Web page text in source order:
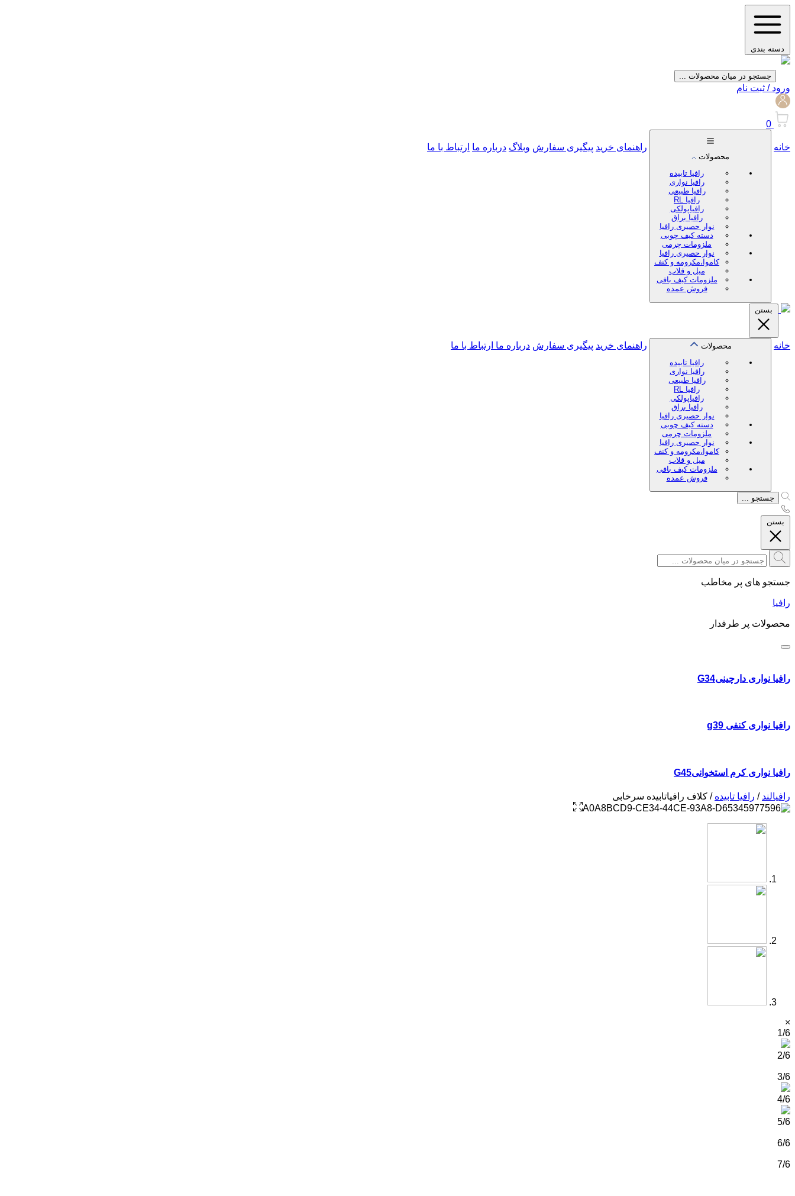
دسته بندی
جستجو در میان محصولات ...
ورود / ثبت نام
0
خانه
محصولات
رافیا تابیده
رافیا نواری
رافیا طبیعی
رافیا RL
رافیاپولکی
رافیا براق
نوار حصیری رافیا
دسته کیف چوبی
ملزومات چرمی
نوار حصیری رافیا
کاموا،مکرومه و کنف
میل و قلاب
ملزومات کیف بافی
فروش عمده
راهنمای خرید پیگیری سفارش وبلاگ درباره ما ارتباط با ما
بستن
خانه
محصولات
رافیا تابیده
رافیا نواری
رافیا طبیعی
رافیا RL
رافیاپولکی
رافیا براق
نوار حصیری رافیا
دسته کیف چوبی
ملزومات چرمی
نوار حصیری رافیا
کاموا،مکرومه و کنف
میل و قلاب
ملزومات کیف بافی
فروش عمده
راهنمای خرید پیگیری سفارش درباره ما ارتباط با ما
جستجو ...
بستن
جستجو های پر مخاطب
رافیا
محصولات پر طرفدار
رافیا نواری دارچینیG34
رافیا نواری کنفی g39
رافیا نواری کرم استخوانیG45
رافیالند / رافیا تابیده / کلاف رافیاتابیده سرخابی
×
1/6
2/6
3/6
4/6
5/6
6/6
7/6